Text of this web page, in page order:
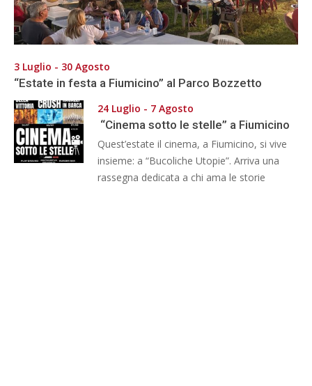
3 Luglio - 30 Agosto
“Estate in festa a Fiumicino” al Parco Bozzetto
24 Luglio - 7 Agosto
“Cinema sotto le stelle” a Fiumicino
Quest’estate il cinema, a Fiumicino, si vive
insieme: a “Bucoliche Utopie”. Arriva una
rassegna dedicata a chi ama le storie